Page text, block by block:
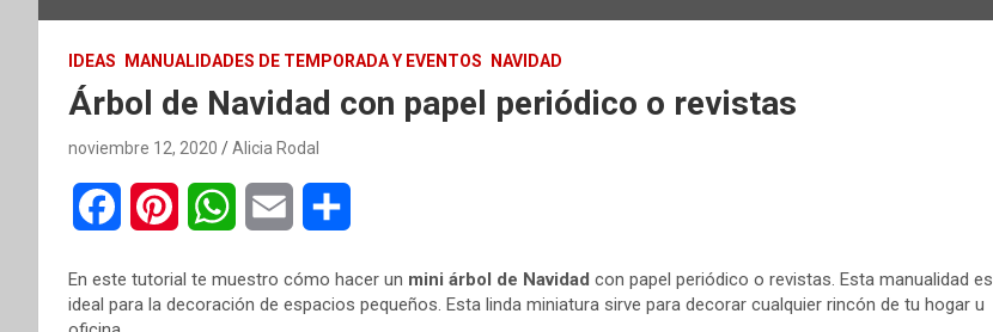
IDEAS MANUALIDADES DE TEMPORADA Y EVENTOS NAVIDAD
Árbol de Navidad con papel periódico o revistas
noviembre 12, 2020 Alicia Rodal
c n a a m
En este tutorial te muestro cómo hacer un mini árbol de Navidad con papel periódico o revistas. Esta manualidad es
ideal para la decoración de espacios pequeños. Esta linda miniatura sirve para decorar cualquier rincón de tu hogar u